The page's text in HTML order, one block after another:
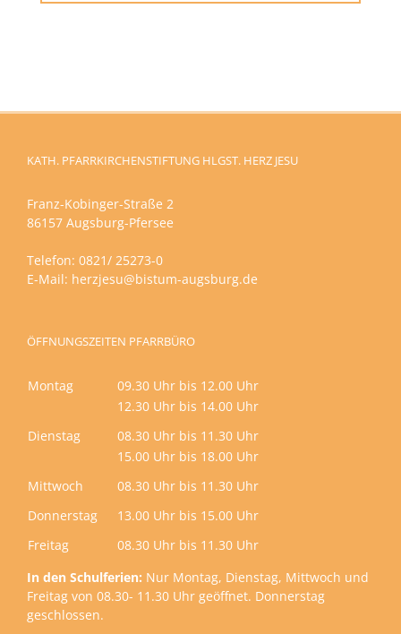
KATH. PFARRKIRCHENSTIFTUNG HLGST. HERZ JESU
Franz-Kobinger-Straße 2
86157 Augsburg-Pfersee
Telefon: 0821/ 25273-0
E-Mail: herzjesu@bistum-augsburg.de
ÖFFNUNGSZEITEN PFARRBÜRO
Montag
09.30 Uhr bis 12.00 Uhr
12.30 Uhr bis 14.00 Uhr
Dienstag
08.30 Uhr bis 11.30 Uhr
15.00 Uhr bis 18.00 Uhr
Mittwoch
08.30 Uhr bis 11.30 Uhr
Donnerstag
13.00 Uhr bis 15.00 Uhr
Freitag
08.30 Uhr bis 11.30 Uhr
In den Schulferien: Nur Montag, Dienstag, Mittwoch und
Freitag von 08.30- 11.30 Uhr geöffnet. Donnerstag
geschlossen.